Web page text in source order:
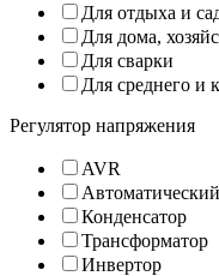
Для отдыха и
Для дома,
Для сварки
Для среднего и
Регулятор напряжения
AVR
Автоматический
Конденсатор
Трансформатор
Инвертор